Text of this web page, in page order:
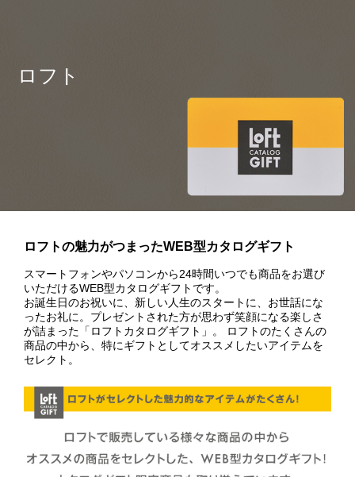
ロフト
ロフトの魅力がつまったWEB型カタログギフト
スマートフォンやパソコンから24時間いつでも商品をお選び
いただけるWEB型カタログギフトです。
お誕生日のお祝いに、新しい人生のスタートに、お世話にな
ったお礼に。プレゼントされた方が思わず笑顔になる楽しさ
が詰まった「ロフトカタログギフト」。 ロフトのたくさんの
商品の中から、特にギフトとしてオススメしたいアイテムを
セレクト。